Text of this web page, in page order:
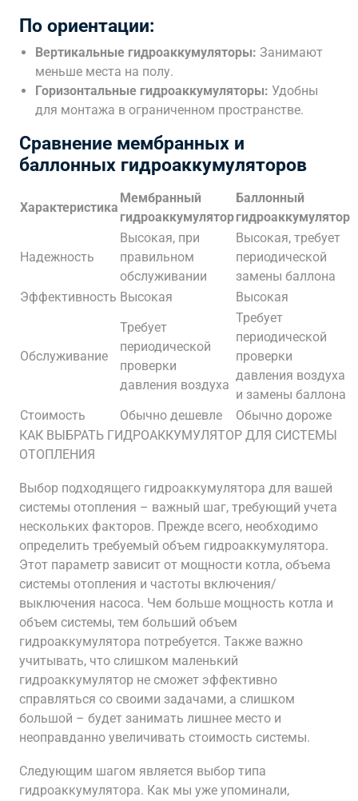
По ориентации:
Вертикальные гидроаккумуляторы: Занимают
меньше места на полу.
Горизонтальные гидроаккумуляторы: Удобны
для монтажа в ограниченном пространстве.
Сравнение мембранных и
баллонных гидроаккумуляторов
Характеристика
Мембранный
гидроаккумулятор
Баллонный
гидроаккумулятор
Надежность
Высокая, при
правильном
обслуживании
Высокая, требует
периодической
замены баллона
Эффективность Высокая Высокая
Обслуживание
Требует
периодической
проверки
давления воздуха
Требует
периодической
проверки
давления воздуха
и замены баллона
Стоимость
Обычно дешевле
Обычно дороже
КАК ВЫБРАТЬ ГИДРОАККУМУЛЯТОР ДЛЯ СИСТЕМЫ
ОТОПЛЕНИЯ
Выбор подходящего гидроаккумулятора для вашей
системы отопления – важный шаг, требующий учета
нескольких факторов. Прежде всего, необходимо
определить требуемый объем гидроаккумулятора.
Этот параметр зависит от мощности котла, объема
системы отопления и частоты включения/
выключения насоса. Чем больше мощность котла и
объем системы, тем больший объем
гидроаккумулятора потребуется. Также важно
учитывать, что слишком маленький
гидроаккумулятор не сможет эффективно
справляться со своими задачами, а слишком
большой – будет занимать лишнее место и
неоправданно увеличивать стоимость системы.
Следующим шагом является выбор типа
гидроаккумулятора. Как мы уже упоминали,